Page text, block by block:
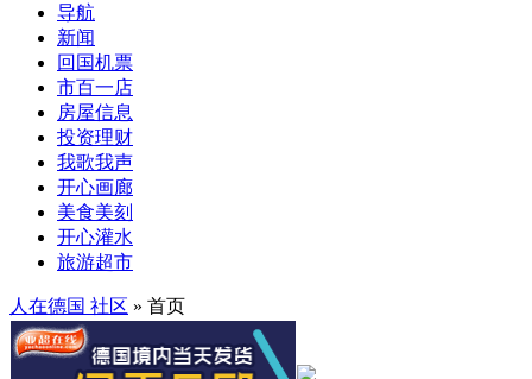
导航
新闻
回国机票
市百一店
房屋信息
投资理财
我歌我声
开心画廊
美食美刻
开心灌水
旅游超市
人在德国 社区 » 首页